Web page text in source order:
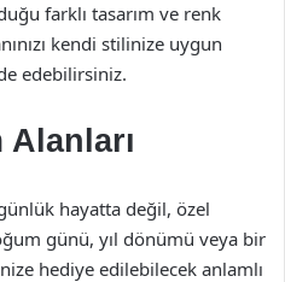
farklı tasarım ve renk
kendi stilinize uygun
edebilirsiniz.
Alanları
hayatta değil, özel
günü, yıl dönümü veya bir
hediye edilebilecek anlamlı